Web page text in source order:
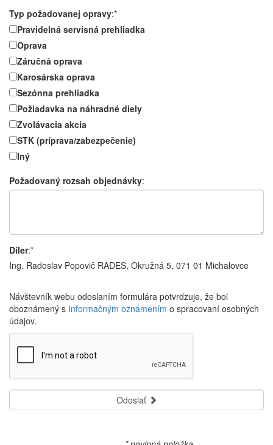
Typ požadovanej opravy:*
Pravidelná servisná prehliadka
Oprava
Záručná oprava
Karosárska oprava
Sezónna prehliadka
Požiadavka na náhradné diely
Zvolávacia akcia
STK (príprava/zabezpečenie)
Iný
Požadovaný rozsah objednávky:
Díler:*
Ing. Radoslav Popovič RADES, Okružná 5, 071 01 Michalovce
Návštevník webu odoslaním formulára potvrdzuje, že bol
oboznámený s Informačným oznámením o spracovaní osobných
údajov.
Odoslať